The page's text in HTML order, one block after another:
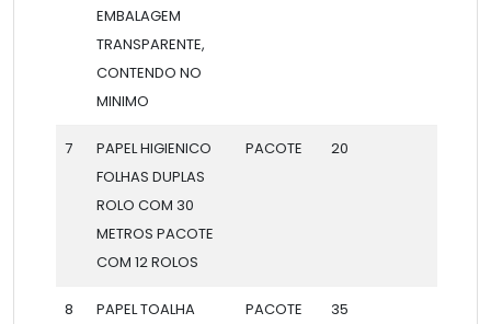
EMBALAGEM
TRANSPARENTE,
CONTENDO NO
MINIMO
7
PAPEL HIGIENICO
FOLHAS DUPLAS
ROLO COM 30
METROS PACOTE
COM 12 ROLOS
PACOTE 20
8
PAPEL TOALHA
PACOTE 35